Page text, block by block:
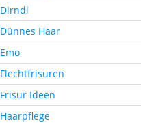
Dirndl
Dünnes Haar
Emo
Flechtfrisuren
Frisur Ideen
Haarpflege